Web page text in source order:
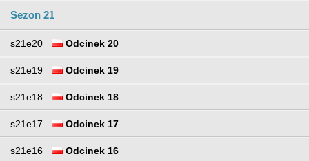
Sezon 21
s21e20 Odcinek 20
s21e19 Odcinek 19
s21e18 Odcinek 18
s21e17 Odcinek 17
s21e16 Odcinek 16